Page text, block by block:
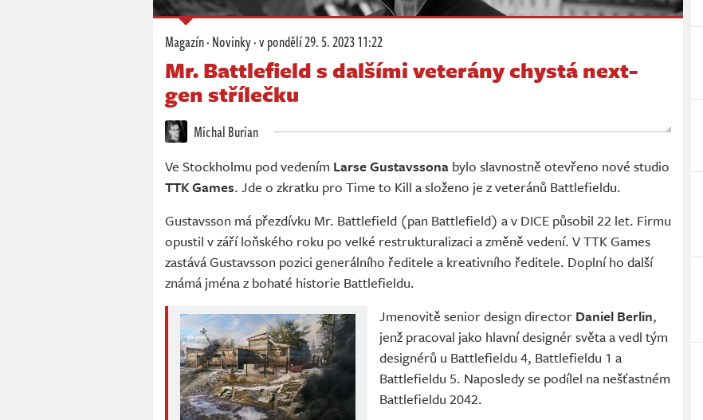
Magazín·Novinky·v pondělí29. 5. 2023 11:22
Mr. Battlefield s dalšími veterány chystá next-
gen střílečku
Michal Burian
Ve Stockholmu pod vedením Larse Gustavssona bylo slavnostně otevřeno nové studio
TTK Games. Jde o zkratku pro Time to Kill a složeno je z veteránů Battlefieldu.
Gustavsson má přezdívku Mr. Battlefield (pan Battlefield) a v DICE působil 22 let. Firmu
opustil v září loňského roku po velké restrukturalizaci a změně vedení. V TTK Games
zastává Gustavsson pozici generálního ředitele a kreativního ředitele. Doplní ho další
známá jména z bohaté historie Battlefieldu.
Jmenovitě senior design director Daniel Berlin,
jenž pracoval jako hlavní designér světa a vedl tým
designérů u Battlefieldu 4, Battlefieldu 1 a
Battlefieldu 5. Naposledy se podílel na nešťastném
Battlefieldu 2042.